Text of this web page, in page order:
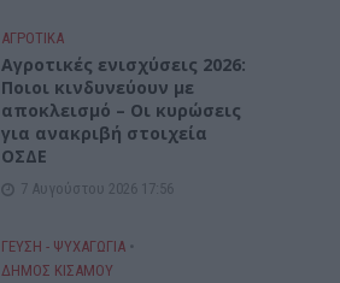
ΑΓΡΟΤΙΚΑ
Αγροτικές ενισχύσεις 2026:
Ποιοι κινδυνεύουν με
αποκλεισμό – Οι κυρώσεις
για ανακριβή στοιχεία
ΟΣΔΕ
7 Αυγούστου 2026 17:56
ΓΕΎΣΗ - ΨΥΧΑΓΩΓΊΑ •
ΔΉΜΟΣ ΚΙΣΆΜΟΥ